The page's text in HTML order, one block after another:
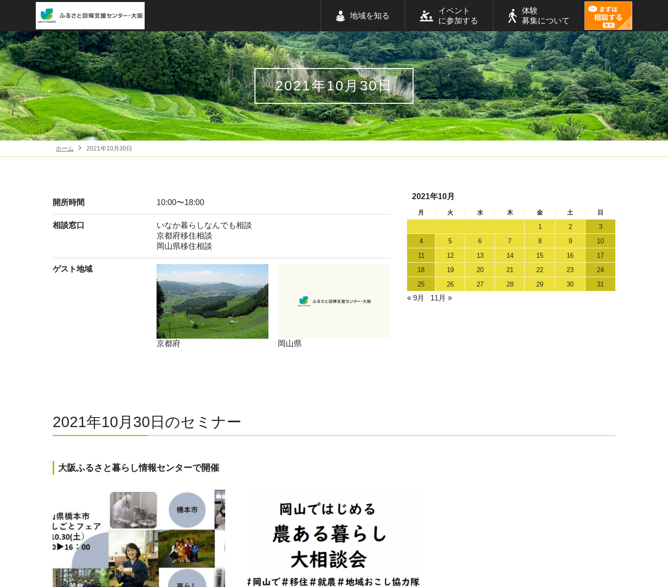
地域を知る
イベント
に参加する
体験
募集について
2021年10月30日
ホーム 2021年10月30日
開所時間 10:00〜18:00
相談窓口
いなか暮らしなんでも相談
京都府移住相談
岡山県移住相談
ゲスト地域
京都府 岡山県
2021年10月
月 火 水 木 金 土 日
1 2
3
4
5 6 7 8 9
10
11
12 13 14 15 16
17
18
19 20 21 22 23
24
25
26 27 28 29 30 31
« 9月 11月 »
2021年10月30日のセミナー
大阪ふるさと暮らし情報センターで開催